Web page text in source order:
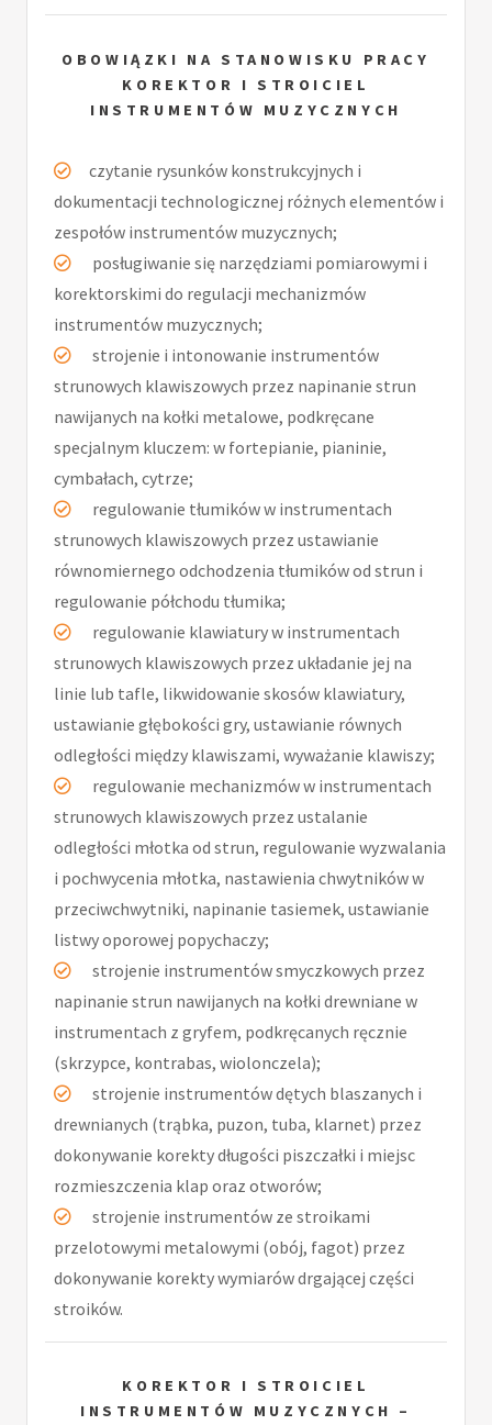
OBOWIĄZKI NA STANOWISKU PRACY
KOREKTOR I STROICIEL
INSTRUMENTÓW MUZYCZNYCH
czytanie rysunków konstrukcyjnych i
dokumentacji technologicznej różnych elementów i
zespołów instrumentów muzycznych;
posługiwanie się narzędziami pomiarowymi i
korektorskimi do regulacji mechanizmów
instrumentów muzycznych;
strojenie i intonowanie instrumentów
strunowych klawiszowych przez napinanie strun
nawijanych na kołki metalowe, podkręcane
specjalnym kluczem: w fortepianie, pianinie,
cymbałach, cytrze;
regulowanie tłumików w instrumentach
strunowych klawiszowych przez ustawianie
równomiernego odchodzenia tłumików od strun i
regulowanie półchodu tłumika;
regulowanie klawiatury w instrumentach
strunowych klawiszowych przez układanie jej na
linie lub tafle, likwidowanie skosów klawiatury,
ustawianie głębokości gry, ustawianie równych
odległości między klawiszami, wyważanie klawiszy;
regulowanie mechanizmów w instrumentach
strunowych klawiszowych przez ustalanie
odległości młotka od strun, regulowanie wyzwalania
i pochwycenia młotka, nastawienia chwytników w
przeciwchwytniki, napinanie tasiemek, ustawianie
listwy oporowej popychaczy;
strojenie instrumentów smyczkowych przez
napinanie strun nawijanych na kołki drewniane w
instrumentach z gryfem, podkręcanych ręcznie
(skrzypce, kontrabas, wiolonczela);
strojenie instrumentów dętych blaszanych i
drewnianych (trąbka, puzon, tuba, klarnet) przez
dokonywanie korekty długości piszczałki i miejsc
rozmieszczenia klap oraz otworów;
strojenie instrumentów ze stroikami
przelotowymi metalowymi (obój, fagot) przez
dokonywanie korekty wymiarów drgającej części
stroików.
KOREKTOR I STROICIEL
INSTRUMENTÓW MUZYCZNYCH –